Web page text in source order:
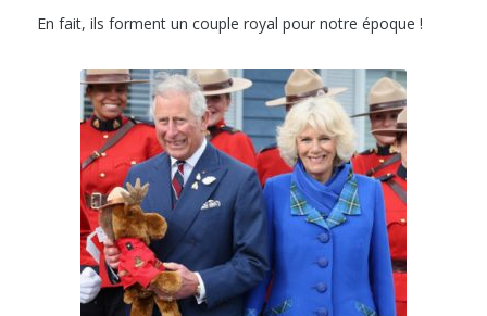
En fait, ils forment un couple royal pour notre époque !